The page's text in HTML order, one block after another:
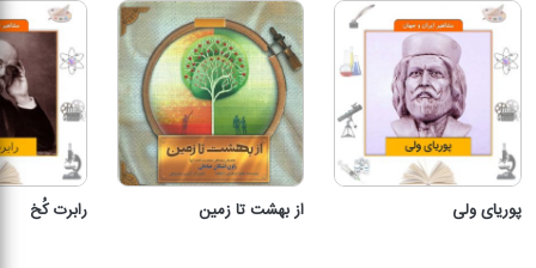
پوریای ولی از بهشت تا زمین رابرت کُخ